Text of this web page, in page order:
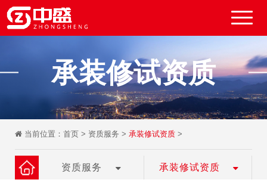
承装修试资质
当前位置： 首页 > 资质服务 > 承装修试资质 >
资质服务 承装修试资质